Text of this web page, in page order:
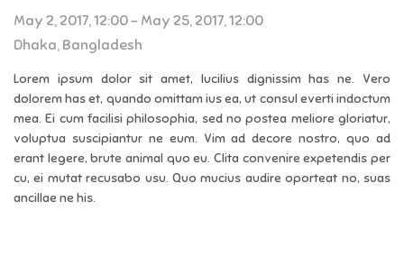
May 2, 2017, 12:00 - May 25, 2017, 12:00
Dhaka, Bangladesh
Lorem ipsum dolor sit amet, lucilius dignissim has ne. Vero
dolorem has et, quando omittam ius ea, ut consul everti indoctum
mea. Ei cum facilisi philosophia, sed no postea meliore gloriatur,
voluptua suscipiantur ne eum. Vim ad decore nostro, quo ad
erant legere, brute animal quo eu. Clita convenire expetendis per
cu, ei mutat recusabo usu. Quo mucius audire oporteat no, suas
ancillae ne his.